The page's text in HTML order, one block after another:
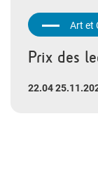
Art et
Prix des
22.04